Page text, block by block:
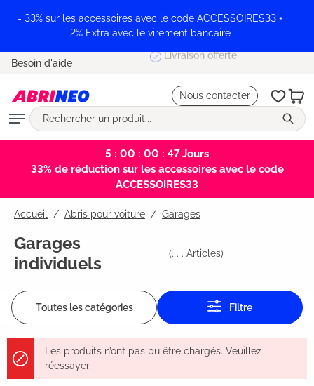
principal
- 33% sur les accessoires avec le code ACCESSOIRES33 +
2% Extra avec le virement bancaire
Besoin d'aide Livraison offerte
Nous contacter
5 : 00 : 00 : 47Jours
33% de réduction sur les accessoires avec le code
ACCESSOIRES33
Accueil Abris pour voiture / Garages
Garages
individuels
(. . . Articles)
Toutes les catégories Filtre
Les produits n’ont pas pu être chargés. Veuillez
réessayer.